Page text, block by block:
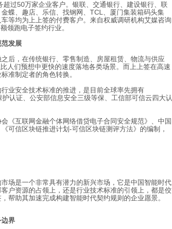
过50万家企业客户。银联、交通银行、建设银行、联
蝶、趣店、乐信、找钢网、TCL、厦门集装箱码头集
等均为上上签的付费客户。来自权威调研机构艾媒咨询
领跑电子签约行业。
发展
后，在传统银行、零售制造、房屋租赁、物流与供应
人们预想中更快的速度落地各类场景。而上上签在高速
准制定者的角色转换。
业安全技术标准的推进，是目前全球率先拥有
认证、公安部信息安全三级等保、工信部可信云四大认
《互联网金融个体网络借贷电子合同安全规范》、中国
可信区块链推进计划-可信区块链测评方法》的编制，
场是一个非常具有潜力的新兴市场，它是中国智能时代
户资源的占领上，还是行业技术标准的引领上，都是佼
帮助其加速完成构建智能时代契约规则的企业愿景。
边界